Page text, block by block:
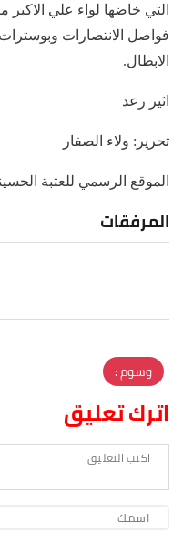
التي خاضها لواء علي
فواصل الانتصارات
الابطال.
اثير رعد
تحرير: ولاء الصفار
الموقع الرسمي للعتبة
المرفقات
وسوم :
اترك تعليق